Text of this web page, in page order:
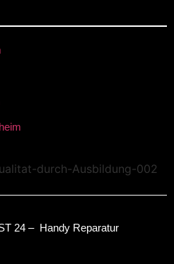
24 – Handy Reparatur